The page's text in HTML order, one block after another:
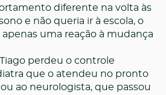
diferente na volta às
e não queria ir à escola, o
uma reação à mudança
perdeu o controle
que o atendeu no pronto
ao neurologista, que passou